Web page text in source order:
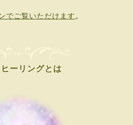
でご覧いただけます。
ーリングとは